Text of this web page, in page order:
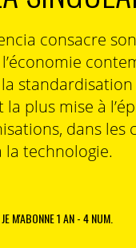
consacre
plus mise à
dans les
technologie.
JE M'ABONNE 1 AN - 4 NUM.